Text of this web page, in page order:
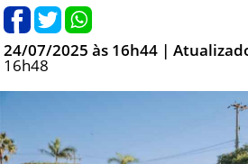
24/07/2025 às 16h44 |
16h48